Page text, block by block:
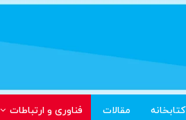
کتابخانه مقالات فناوری و ارتباطات